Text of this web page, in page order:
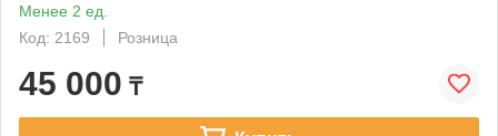
Менее 2 ед.
Код: 2169
Розница
45 000 ₸